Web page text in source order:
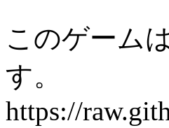
このゲーム
す。
https://